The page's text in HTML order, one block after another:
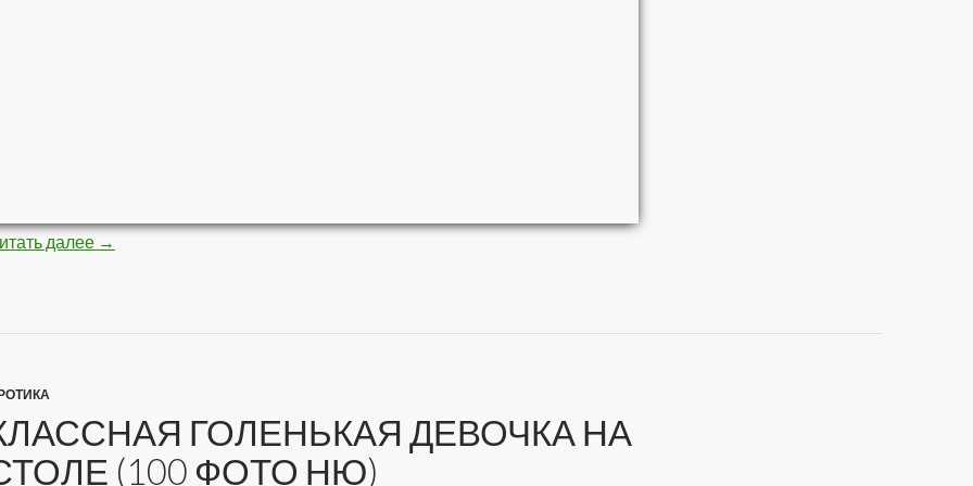
далее Невероятные картины кистью и красками (8 фото)
→
ГОЛЕНЬКАЯ ДЕВОЧКА НА
(100 ФОТО НЮ)